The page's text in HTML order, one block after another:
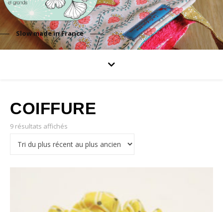
Slow made in France
COIFFURE
9 résultats affichés